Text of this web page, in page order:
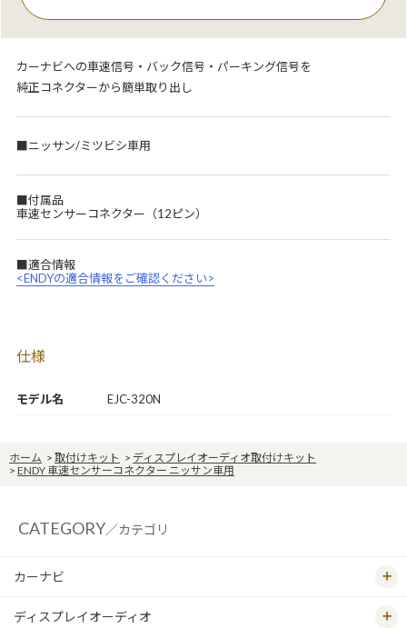
モデル名 EJC-320N
カーナビへの車速信号・バック信号・パーキング信号を
純正コネクターから簡単取り出し
■ニッサン/ミツビシ車用
■付属品
車速センサーコネクター（12ピン）
■適合情報
<ENDYの適合情報をご確認ください>
仕様
ホーム > 取付けキット > ディスプレイオーディオ取付けキット
> ENDY 車速センサーコネクター ニッサン車用
CATEGORY／カテゴリ
カーナビ
ディスプレイオーディオ